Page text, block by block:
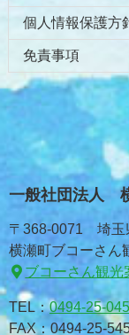
個人情報保護方
免責事項
一般社団法人
〒368-0071 埼玉
横瀬町ブコーさん
ブコーさん観光
TEL：0494-25-
FAX：0494-25-